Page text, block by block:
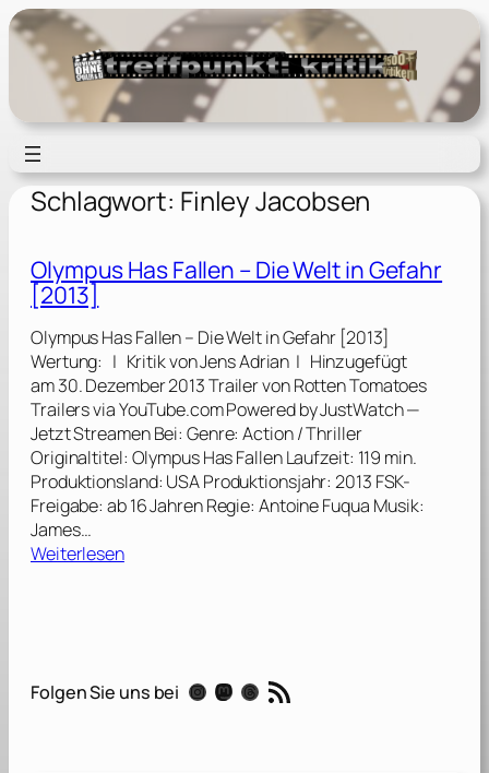
Zum
Inhalt
springen
Schlagwort: Finley Jacobsen
Olympus Has Fallen – Die Welt in Gefahr
[2013]
Olympus Has Fallen – Die Welt in Gefahr [2013]
Wertung: | Kritik von Jens Adrian | Hinzugefügt
am 30. Dezember 2013 Trailer von Rotten Tomatoes
Trailers via YouTube.com Powered by JustWatch —
Jetzt Streamen Bei: Genre: Action / Thriller
Originaltitel: Olympus Has Fallen Laufzeit: 119 min.
Produktionsland: USA Produktionsjahr: 2013 FSK-
Freigabe: ab 16 Jahren Regie: Antoine Fuqua Musik:
James…
Weiterlesen:
u
Folgen Sie uns bei Instagram Mastodon Threads RSS-Feed